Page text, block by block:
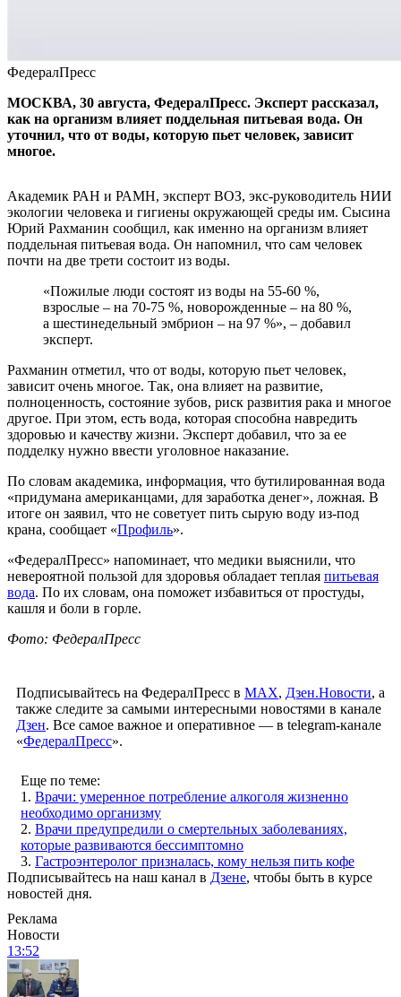
ФедералПресс
МОСКВА, 30 августа, ФедералПресс. Эксперт рассказал,
как на организм влияет поддельная питьевая вода. Он
уточнил, что от воды, которую пьет человек, зависит
многое.
Академик РАН и РАМН, эксперт ВОЗ, экс-руководитель НИИ
экологии человека и гигиены окружающей среды им. Сысина
Юрий Рахманин сообщил, как именно на организм влияет
поддельная питьевая вода. Он напомнил, что сам человек
почти на две трети состоит из воды.
«Пожилые люди состоят из воды на 55-60 %,
взрослые – на 70-75 %, новорожденные – на 80 %,
а шестинедельный эмбрион – на 97 %», – добавил
эксперт.
Рахманин отметил, что от воды, которую пьет человек,
зависит очень многое. Так, она влияет на развитие,
полноценность, состояние зубов, риск развития рака и многое
другое. При этом, есть вода, которая способна навредить
здоровью и качеству жизни. Эксперт добавил, что за ее
подделку нужно ввести уголовное наказание.
По словам академика, информация, что бутилированная вода
«придумана американцами, для заработка денег», ложная. В
итоге он заявил, что не советует пить сырую воду из-под
крана, сообщает «Профиль».
«ФедералПресс» напоминает, что медики выяснили, что
невероятной пользой для здоровья обладает теплая питьевая
вода. По их словам, она поможет избавиться от простуды,
кашля и боли в горле.
Фото: ФедералПресс
Подписывайтесь на ФедералПресс в МАХ, Дзен.Новости, а
также следите за самыми интересными новостями в канале
Дзен. Все самое важное и оперативное — в telegram-канале
«ФедералПресс».
Еще по теме:
1. Врачи: умеренное потребление алкоголя жизненно
необходимо организму
2. Врачи предупредили о смертельных заболеваниях,
которые развиваются бессимптомно
3. Гастроэнтеролог призналась, кому нельзя пить кофе
Подписывайтесь на наш канал в Дзене, чтобы быть в курсе
новостей дня.
Реклама
Новости
13:52